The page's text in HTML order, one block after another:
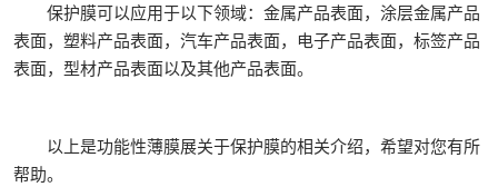
保护膜可以应用于以下领域：金属产品表面，涂层金属产品
表面，塑料产品表面，汽车产品表面，电子产品表面，标签产品
表面，型材产品表面以及其他产品表面。
以上是功能性薄膜展关于保护膜的相关介绍，希望对您有所
帮助。